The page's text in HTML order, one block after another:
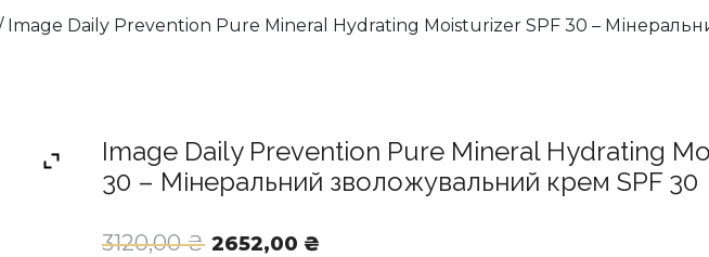
Image Daily Prevention Pure Mineral Hydrating Moisturizer SPF 30 –
Image Daily Prevention Pure Mineral Hydrating
30 – Мінеральний зволожувальний крем SPF 30
3120,00₴ Оригінальна
2652,00 ₴